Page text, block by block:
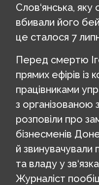
Слов‘янська,
вбивали його
це сталося 7
Перед смертю
прямих ефірів із
працівниками
з організованою
розповіли про
бізнесменів
й звинувачували
та владу у
Журналіст